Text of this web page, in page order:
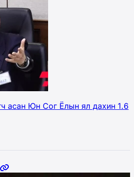
асан Юн Сог Ёлын ял дахин 1.6